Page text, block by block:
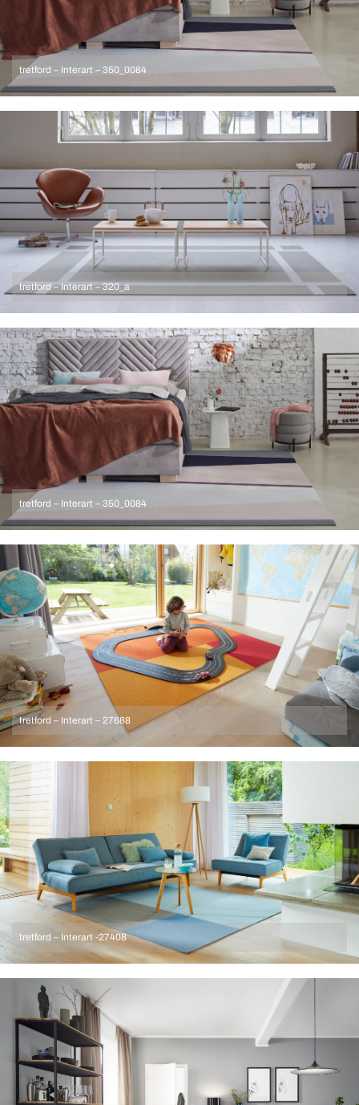
tretford – Interart – 350_0084
tretford – Interart – 320_a
tretford – Interart – 350_0084
tretford – Interart – 27688
tretford – Interart -27408